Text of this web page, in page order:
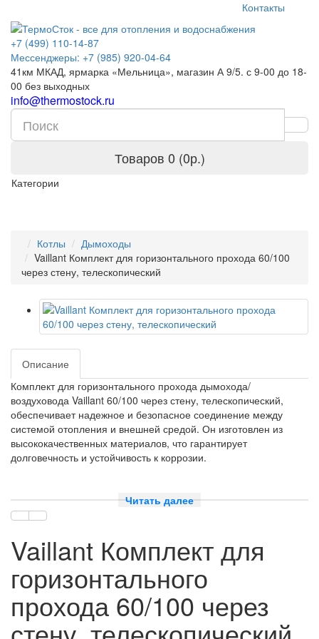
Контакты
+7 (499) 110-14-87
Мессенджеры: +7 (985) 920-04-64
41км МКАД, ярмарка «Мельница», магазин А 9/5. с 9-00 до 18-
00 без выходных
info@thermostock.ru
Товаров 0 (0р.)
Категории
Котлы
Дымоходы
Vaillant Комплект для горизонтального прохода 60/100
через стену, телескопический
Описание
Комплект для горизонтального прохода дымохода/
воздуховода Vaillant 60/100 через стену, телескопический,
обеспечивает надежное и безопасное соединение между
системой отопления и внешней средой. Он изготовлен из
высококачественных материалов, что гарантирует
долговечность и устойчивость к коррозии.
Телескопическая конструкция позволяет легко регулировать
точное и эффективное соединение. Комплект включает все
необходимые элементы для установки, включая
уплотнительные прокладки и крепежные элементы.
Этот комплект идеально подходит для использования с
Читать далее
Vaillant Комплект для
горизонтального
прохода 60/100 через